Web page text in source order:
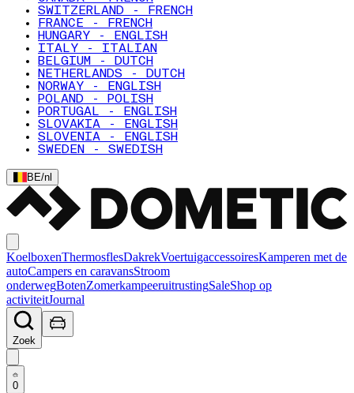
SWITZERLAND - FRENCH
FRANCE - FRENCH
HUNGARY - ENGLISH
ITALY - ITALIAN
BELGIUM - DUTCH
NETHERLANDS - DUTCH
NORWAY - ENGLISH
POLAND - POLISH
PORTUGAL - ENGLISH
SLOVAKIA - ENGLISH
SLOVENIA - ENGLISH
SWEDEN - SWEDISH
BE/nl
KoelboxenThermosflesDakrekVoertuigaccessoiresKamperen met de
autoCampers en caravansStroom
onderwegBotenZomerkampeeruitrustingSaleShop op
activiteitJournal
Zoek
0